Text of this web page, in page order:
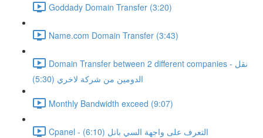
Goddady Domain Transfer (3:20)
Name.com Domain Transfer (3:43)
Domain Transfer between 2 different companies - نقل
الدومين من شركة لاخري (5:30)
Monthly Bandwidth exceed (9:07)
Cpanel - التعرف على واجهة السي بانل (6:10)